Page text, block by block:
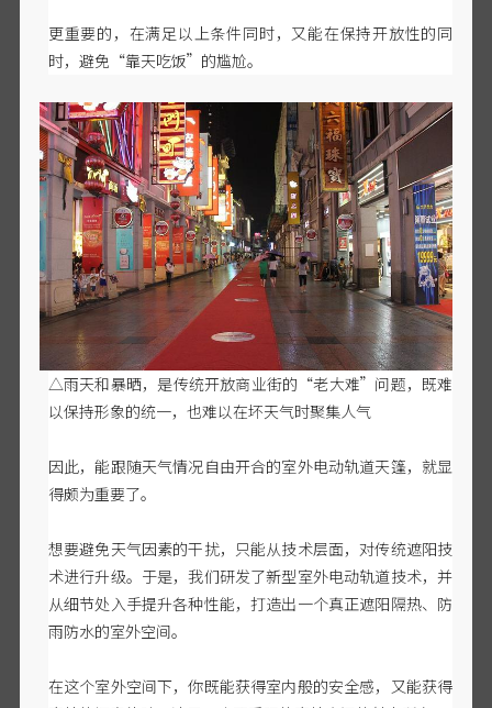
更重要的，在满足以上条件同时，又能在保持开放性的同
时，避免 “靠天吃饭”的尴尬。
△雨天和暴晒，是传统开放商业街的“老大难”问题，既难
以保持形象的统一，也难以在坏天气时聚集人气
因此，能跟随天气情况自由开合的室外电动轨道天篷，就显
得颇为重要了。
想要避免天气因素的干扰，只能从技术层面，对传统遮阳技
术进行升级。于是，我们研发了新型室外电动轨道技术，并
从细节处入手提升各种性能，打造出一个真正遮阳隔热、防
雨防水的室外空间。
在这个室外空间下，你既能获得室内般的安全感，又能获得